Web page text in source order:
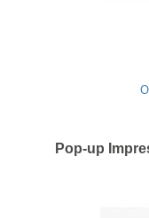
Pop-up